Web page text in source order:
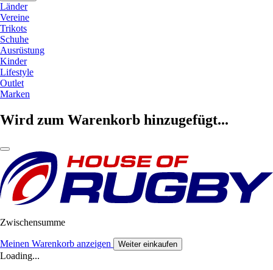
Länder
Vereine
Trikots
Schuhe
Ausrüstung
Kinder
Lifestyle
Outlet
Marken
Wird zum Warenkorb hinzugefügt...
Zwischensumme
Meinen Warenkorb anzeigen Weiter einkaufen
Loading...